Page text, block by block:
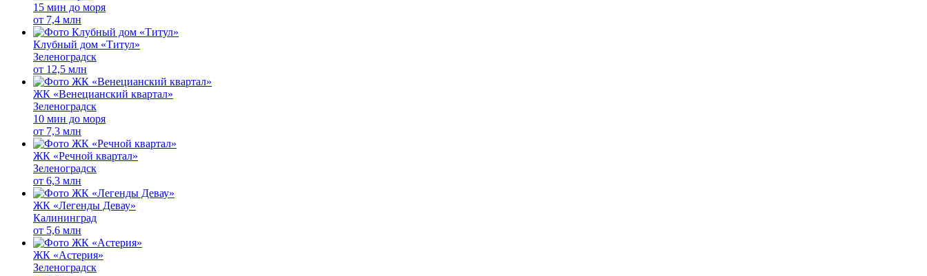
15 мин до моря
от 7,4 млн
Клубный дом «Титул»
Зеленоградск
от 12,5 млн
ЖК «Венецианский квартал»
Зеленоградск
10 мин до моря
от 7,3 млн
ЖК «Речной квартал»
Зеленоградск
от 6,3 млн
ЖК «Легенды Девау»
Калининград
от 5,6 млн
ЖК «Астерия»
Зеленоградск